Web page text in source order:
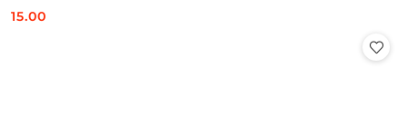
Cena:
15.00